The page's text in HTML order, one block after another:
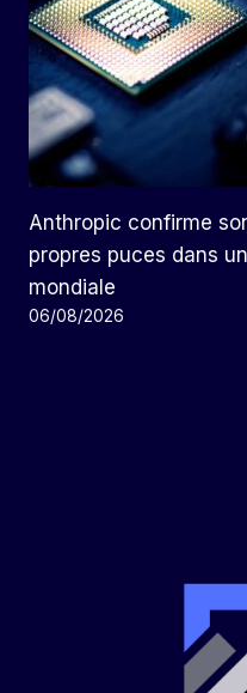
Anthropic confirme
propres puces dans
mondiale
06/08/2026